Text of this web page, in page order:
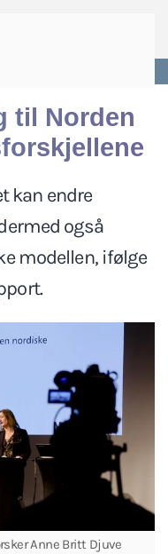
til Norden
kan endre
også
modellen, ifølge
Anne Britt Djuve